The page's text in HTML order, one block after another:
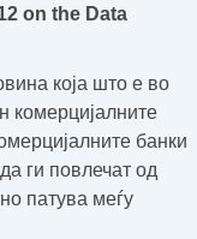
on the Data
која што е во
комерцијалните
банки
ги повлечат од
патува меѓу